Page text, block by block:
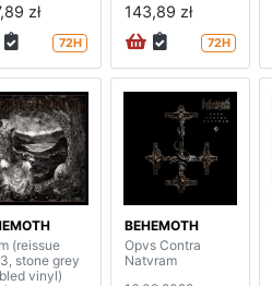
zł
72H
143,89 zł
72H
(reissue
stone grey
vinyl)
BEHEMOTH
Opvs Contra
Natvram